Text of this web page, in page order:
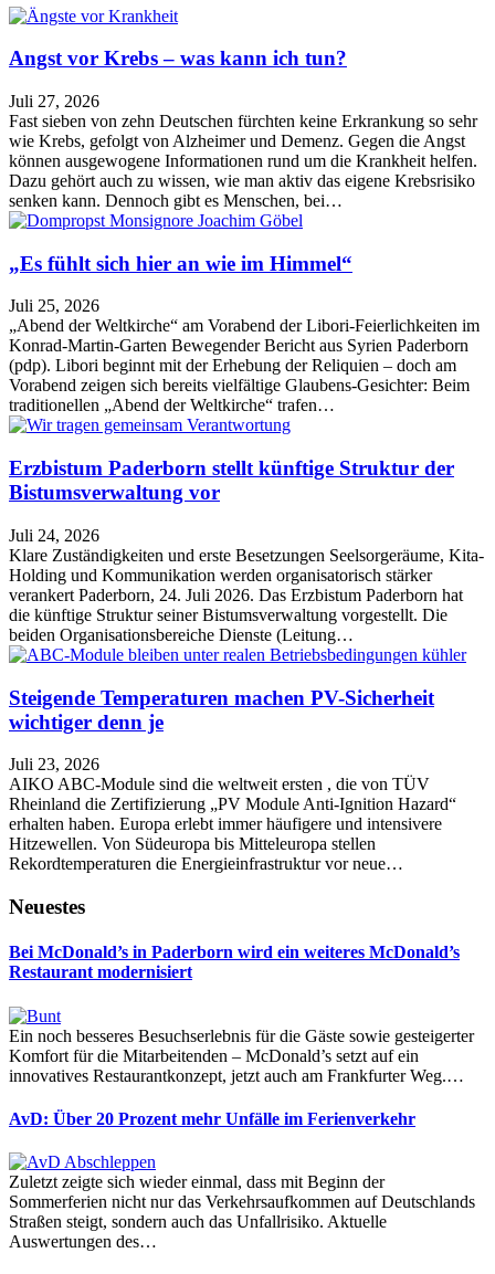
Angst vor Krebs – was kann ich tun?
Juli 27, 2026
Fast sieben von zehn Deutschen fürchten keine Erkrankung so sehr
wie Krebs, gefolgt von Alzheimer und Demenz. Gegen die Angst
können ausgewogene Informationen rund um die Krankheit helfen.
Dazu gehört auch zu wissen, wie man aktiv das eigene Krebsrisiko
senken kann. Dennoch gibt es Menschen, bei…
„Es fühlt sich hier an wie im Himmel“
Juli 25, 2026
„Abend der Weltkirche“ am Vorabend der Libori-Feierlichkeiten im
Konrad-Martin-Garten Bewegender Bericht aus Syrien Paderborn
(pdp). Libori beginnt mit der Erhebung der Reliquien – doch am
Vorabend zeigen sich bereits vielfältige Glaubens-Gesichter: Beim
traditionellen „Abend der Weltkirche“ trafen…
Erzbistum Paderborn stellt künftige Struktur der
Bistumsverwaltung vor
Juli 24, 2026
Klare Zuständigkeiten und erste Besetzungen Seelsorgeräume, Kita-
Holding und Kommunikation werden organisatorisch stärker
verankert Paderborn, 24. Juli 2026. Das Erzbistum Paderborn hat
die künftige Struktur seiner Bistumsverwaltung vorgestellt. Die
beiden Organisationsbereiche Dienste (Leitung…
Steigende Temperaturen machen PV-Sicherheit
wichtiger denn je
Juli 23, 2026
AIKO ABC-Module sind die weltweit ersten , die von TÜV
Rheinland die Zertifizierung „PV Module Anti-Ignition Hazard“
erhalten haben. Europa erlebt immer häufigere und intensivere
Hitzewellen. Von Südeuropa bis Mitteleuropa stellen
Rekordtemperaturen die Energieinfrastruktur vor neue…
Neuestes
Bei McDonald’s in Paderborn wird ein weiteres McDonald’s
Restaurant modernisiert
Ein noch besseres Besuchserlebnis für die Gäste sowie gesteigerter
Komfort für die Mitarbeitenden – McDonald’s setzt auf ein
innovatives Restaurantkonzept, jetzt auch am Frankfurter Weg.…
AvD: Über 20 Prozent mehr Unfälle im Ferienverkehr
Zuletzt zeigte sich wieder einmal, dass mit Beginn der
Sommerferien nicht nur das Verkehrsaufkommen auf Deutschlands
Straßen steigt, sondern auch das Unfallrisiko. Aktuelle
Auswertungen des…